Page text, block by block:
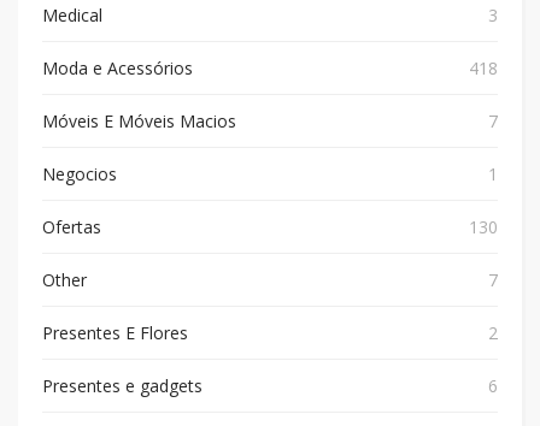
Medical 3
Moda e Acessórios 418
Móveis E Móveis Macios 7
Negocios 1
Ofertas 130
Other 7
Presentes E Flores 2
Presentes e gadgets 6